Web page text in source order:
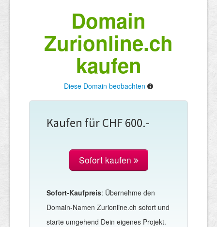
Domain
Zurionline.ch
kaufen
Diese Domain beobachten
Kaufen für CHF 600.-
Sofort kaufen
Sofort-Kaufpreis: Übernehme den
Domain-Namen Zurionline.ch sofort und
starte umgehend Dein eigenes Projekt.